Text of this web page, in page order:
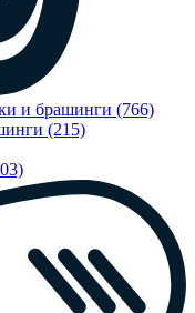
и брашинги (766)
(215)